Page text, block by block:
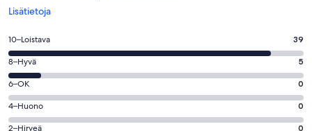
Lisätietoja
Avautuu
ikkunaan
Arvosana
10
-
Loistava.
39
kautta
44
10–Loistava 39
Arvosana
8
-
Hyvä.
5
8–Hyvä 5
Arvosana
6
-
6–OK 0
Arvosana
4
4–Huono 0
2–Hirveä 0